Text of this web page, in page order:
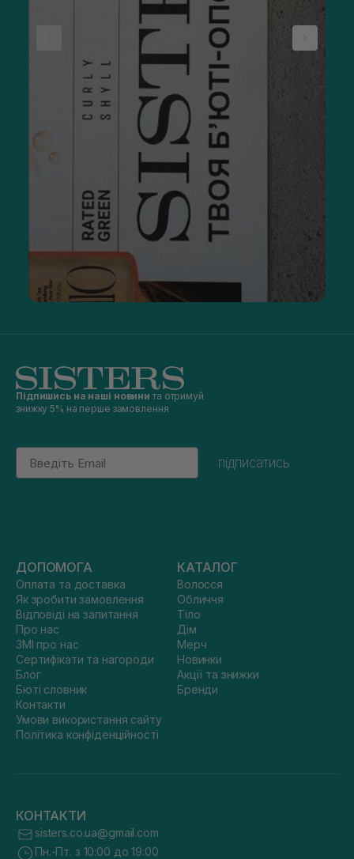
Підпишись на наші новини та отримуй
знижку 5% на перше замовлення
Email
підписатись
ДОПОМОГА
Оплата та доставка
Як зробити замовлення
Відповіді на запитання
Про нас
ЗМІ про нас
Сертифікати та нагороди
Блог
Бюті словник
Контакти
Умови використання сайту
Політика конфіденційності
КАТАЛОГ
Волосся
Обличчя
Тіло
Дім
Мерч
Новинки
Акції та знижки
Бренди
КОНТАКТИ
sisters.co.ua@gmail.com
Пн.-Пт. з 10:00 до 19:00